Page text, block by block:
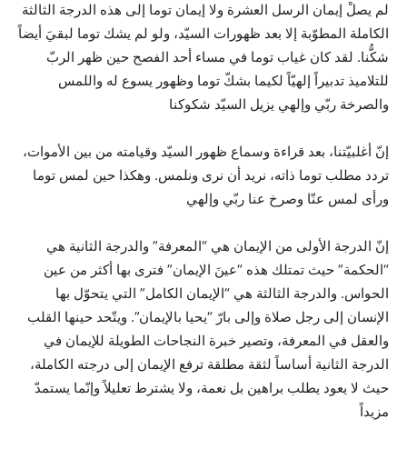
لم يصلْ إيمان الرسل العشرة ولا إيمان توما إلى هذه الدرجة الثالثة
الكاملة المطوّبة إلا بعد ظهورات السيّد، ولو لم يشك توما لبقيَ أيضاً
شكُّنا. لقد كان غياب توما في مساء أحد الفصح حين ظهر الربّ
للتلاميذ تدبيراً إلهيّاً لكيما بشكّ توما وظهور يسوع له واللمس
والصرخة ربّي وإلهي يزيل السيّد شكوكنا
إنّ أغلبيّتنا، بعد قراءة وسماع ظهور السيّد وقيامته من بين الأموات،
تردد مطلب توما ذاته، نريد أن نرى ونلمس. وهكذا حين لمس توما
ورأى لمس عنّا وصرخ عنا ربّي وإلهي
إنّ الدرجة الأولى من الإيمان هي “المعرفة” والدرجة الثانية هي
“الحكمة” حيث تمتلك هذه “عينَ الإيمان” فترى بها أكثر من عين
الحواس. والدرجة الثالثة هي “الإيمان الكامل” التي يتحوّل بها
الإنسان إلى رجل صلاة وإلى بارّ “يحيا بالإيمان”. ويتّحد حينها القلب
والعقل في المعرفة، وتصير خبرة النجاحات الطويلة للإيمان في
الدرجة الثانية أساساً لثقة مطلقة ترفع الإيمان إلى درجته الكاملة،
حيث لا يعود يطلب براهين بل نعمة، ولا يشترط تعليلاً وإنّما يستمدّ
مزيداً